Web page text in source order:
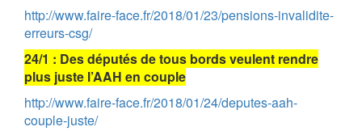
http://www.faire-face.fr/2018/01/23/pensions-invalidite-
erreurs-csg/
24/1 : Des députés de tous bords veulent rendre
plus juste l’AAH en couple
http://www.faire-face.fr/2018/01/24/deputes-aah-
couple-juste/